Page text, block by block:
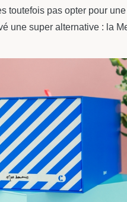
toutefois pas opter pour
une super alternative : la